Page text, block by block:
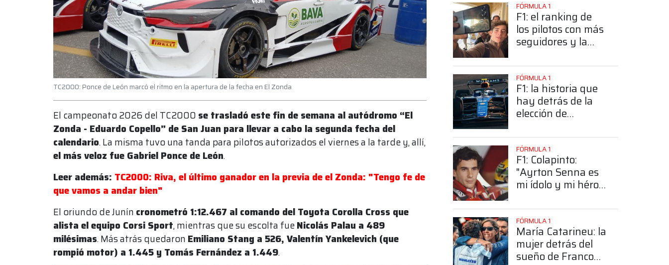
TC2000: Ponce de León marcó el ritmo en la apertura de la fecha en El Zonda
El campeonato 2026 del TC2000 se trasladó este fin de semana al autódromo “El
Zonda - Eduardo Copello” de San Juan para llevar a cabo la segunda fecha del
calendario. La misma tuvo una tanda para pilotos autorizados el viernes a la tarde y, allí,
el más veloz fue Gabriel Ponce de León.
Leer además: TC2000: Riva, el último ganador en la previa de el Zonda: "Tengo fe de
que vamos a andar bien"
El oriundo de Junín cronometró 1:12.467 al comando del Toyota Corolla Cross que
alista el equipo Corsi Sport, mientras que su escolta fueNicolás Palau a 489
milésimas. Más atrás quedaron Emiliano Stang a 526, Valentín Yankelevich (que
rompió motor) a 1.445 y Tomás Fernández a 1.449.
FÓRMULA 1
F1: el ranking de
los pilotos con más
seguidores y la
posición de
Colapinto
FÓRMULA 1
F1: la historia que
hay detrás de la
elección de
número 43
FÓRMULA 1
F1: Colapinto:
"Ayrton Senna es
mi ídolo y mi héroe
FÓRMULA 1
María Catarineu: la
mujer detrás del
sueño de Franco